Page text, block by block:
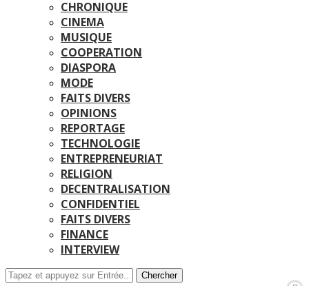
CHRONIQUE
CINEMA
MUSIQUE
COOPERATION
DIASPORA
MODE
FAITS DIVERS
OPINIONS
REPORTAGE
TECHNOLOGIE
ENTREPRENEURIAT
RELIGION
DECENTRALISATION
CONFIDENTIEL
FAITS DIVERS
FINANCE
INTERVIEW
Chercher